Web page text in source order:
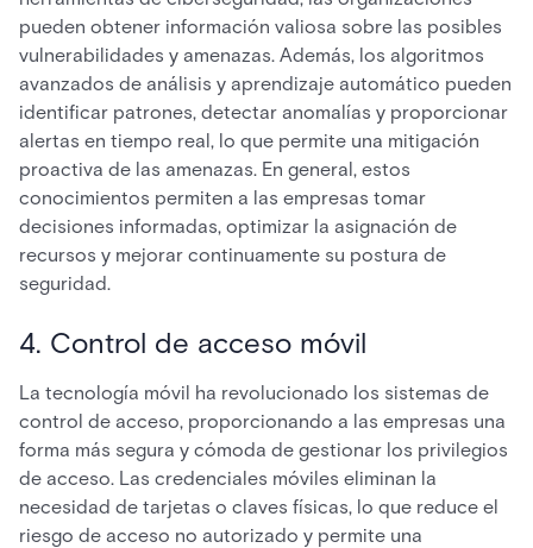
pueden obtener información valiosa sobre las posibles
vulnerabilidades y amenazas. Además, los algoritmos
avanzados de análisis y aprendizaje automático pueden
identificar patrones, detectar anomalías y proporcionar
alertas en tiempo real, lo que permite una mitigación
proactiva de las amenazas. En general, estos
conocimientos permiten a las empresas tomar
decisiones informadas, optimizar la asignación de
recursos y mejorar continuamente su postura de
seguridad.
4. Control de acceso móvil
La tecnología móvil ha revolucionado los sistemas de
control de acceso, proporcionando a las empresas una
forma más segura y cómoda de gestionar los privilegios
de acceso. Las credenciales móviles eliminan la
necesidad de tarjetas o claves físicas, lo que reduce el
riesgo de acceso no autorizado y permite una